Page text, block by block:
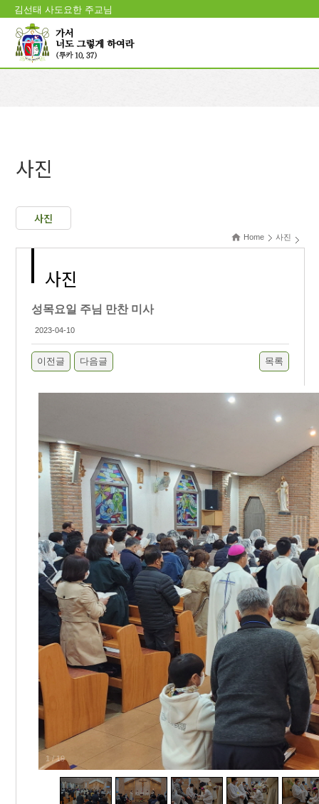
김선태 사도요한 주교님
사진
사진
Home 사진
사진
성목요일 주님 만찬 미사
2023-04-10
이전글 다음글 목록
1 /19